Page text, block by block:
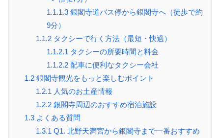
1.1.1.3 銀閣寺道バス停から銀閣寺へ（徒歩で約
9分）
1.1.2タクシーで行く方法（最短・快適）
1.1.2.1 タクシーの所要時間と料金
1.1.2.2 配車に便利なタクシー会社
1.2銀閣寺観光をもっと楽しむポイント
1.2.1 人気のお土産情報
1.2.2銀閣寺周辺のおすすめ宿泊施設
1.3よくある質問
1.3.1 Q1. 北野天満宮から銀閣寺まで一番おすすめ